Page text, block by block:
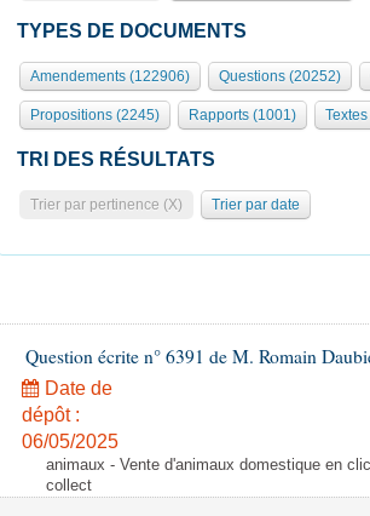
TYPES DE DOCUMENTS
Amendements (122906) Questions (20252)
Propositions (2245) Rapports (1001)
TRI DES RÉSULTATS
Trier par pertinence (X) Trier par date
Question écrite n° 6391 de M. Romain
Date de
dépôt :
06/05/2025
animaux - Vente d'animaux domestique en
collect